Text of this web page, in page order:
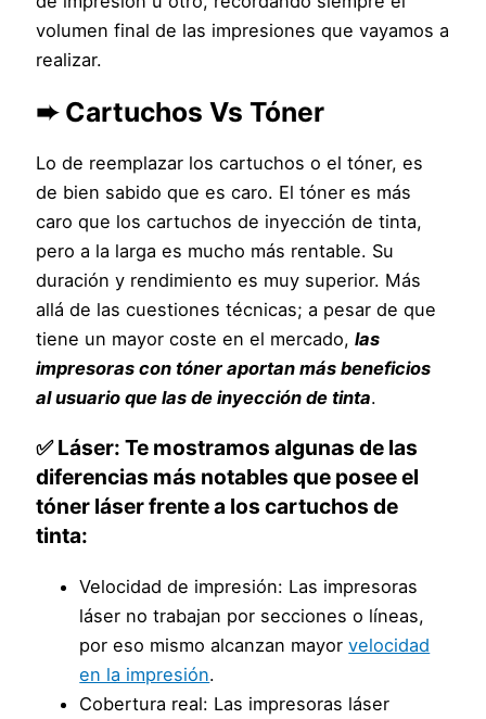
volumen final de las impresiones que vayamos a
realizar.
➨ Cartuchos Vs Tóner
Lo de reemplazar los cartuchos o el tóner, es
de bien sabido que es caro. El tóner es más
caro que los cartuchos de inyección de tinta,
pero a la larga es mucho más rentable. Su
duración y rendimiento es muy superior. Más
allá de las cuestiones técnicas; a pesar de que
tiene un mayor coste en el mercado,las
impresoras con tóner aportan más beneficios
al usuario que las de inyección de tinta.
✅ Láser: Te mostramos algunas de las
diferencias más notables que posee el
tóner láser frente a los cartuchos de
tinta:
Velocidad de impresión: Las impresoras
láser no trabajan por secciones o líneas,
por eso mismo alcanzan mayorvelocidad
en la impresión.
Cobertura real: Las impresoras láser